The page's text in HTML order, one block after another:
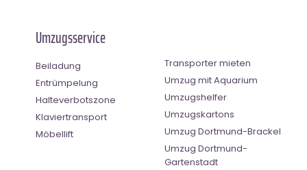
Umzugsservice
Beiladung
Entrümpelung
Halteverbotszone
Klaviertransport
Möbellift
Transporter mieten
Umzug mit Aquarium
Umzugshelfer
Umzugskartons
Umzug Dortmund-Brackel
Umzug Dortmund-
Gartenstadt